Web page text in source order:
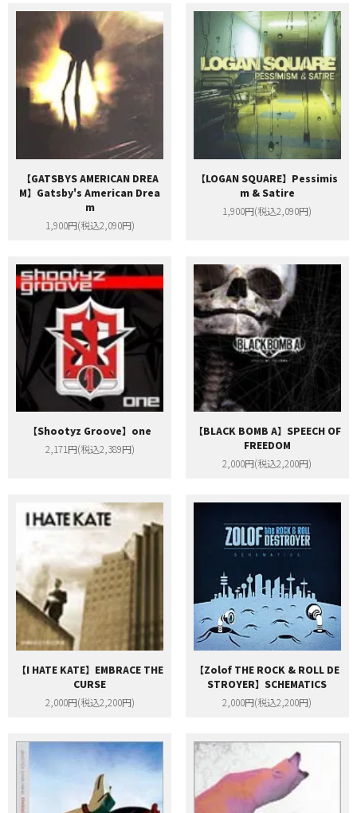
【GATSBYS AMERICAN DREA
M】Gatsby's American Drea
m
1,900円(税込2,090円)
【LOGAN SQUARE】Pessimis
m & Satire
1,900円(税込2,090円)
【Shootyz Groove】one
2,171円(税込2,389円)
【BLACK BOMB A】SPEECH OF
FREEDOM
2,000円(税込2,200円)
【I HATE KATE】EMBRACE THE
CURSE
2,000円(税込2,200円)
【Zolof THE ROCK & ROLL DE
STROYER】SCHEMATICS
2,000円(税込2,200円)